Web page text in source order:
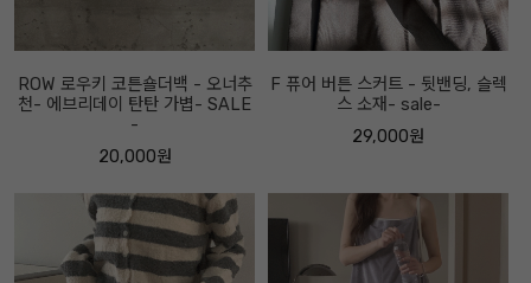
ROW 로우키 코튼숄더백 - 오너추
천- 에브리데이 탄탄 가볍- SALE
-
20,000원
F 퓨어 버튼 스커트 - 뒷밴딩, 슬렉
스 소재- sale-
29,000원